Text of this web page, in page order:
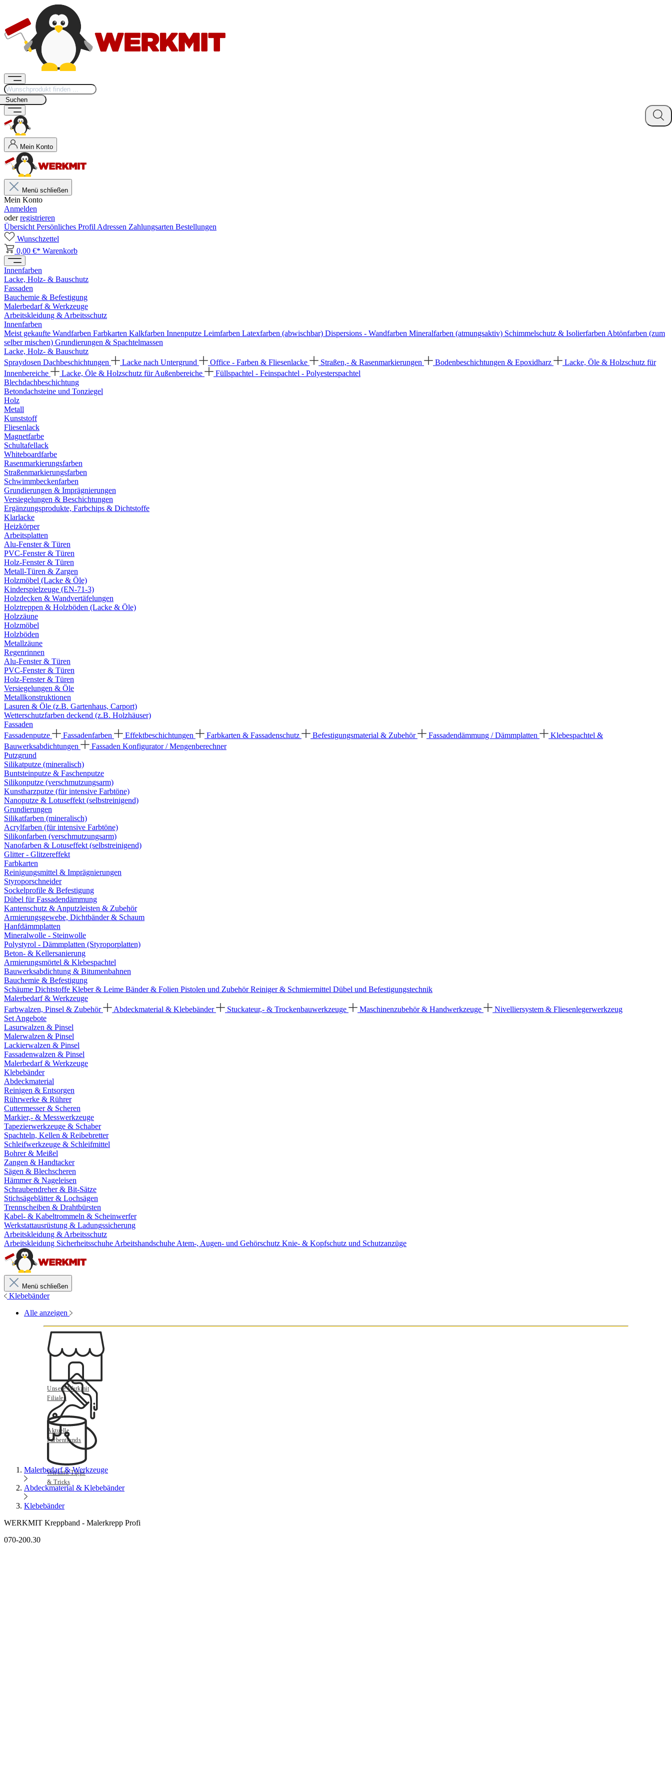
Suchen
Mein Konto
Menü schließen
Mein Konto
Anmelden
oderregistrieren
Übersicht Persönliches Profil Adressen Zahlungsarten Bestellungen
Wunschzettel
0,00 €* Warenkorb
Innenfarben
Lacke, Holz- & Bauschutz
Fassaden
Bauchemie & Befestigung
Malerbedarf & Werkzeuge
Arbeitskleidung & Arbeitsschutz
Innenfarben
Meist gekaufte Wandfarben Farbkarten Kalkfarben Innenputze Leimfarben Latexfarben (abwischbar) Dispersions - Wandfarben Mineralfarben (atmungsaktiv) Schimmelschutz & Isolierfarben Abtönfarben (zum
selber mischen) Grundierungen & Spachtelmassen
Lacke, Holz- & Bauschutz
Spraydosen Dachbeschichtungen Lacke nach Untergrund Office - Farben & Fliesenlacke Straßen,- & Rasenmarkierungen Bodenbeschichtungen & Epoxidharz
Lacke, Öle & Holzschutz für
Innenbereiche
Lacke, Öle & Holzschutz für Außenbereiche
Füllspachtel - Feinspachtel - Polyesterspachtel
Blechdachbeschichtung
Betondachsteine und Tonziegel
Holz
Metall
Kunststoff
Fliesenlack
Magnetfarbe
Schultafellack
Whiteboardfarbe
Rasenmarkierungsfarben
Straßenmarkierungsfarben
Schwimmbeckenfarben
Grundierungen & Imprägnierungen
Versiegelungen & Beschichtungen
Ergänzungsprodukte, Farbchips & Dichtstoffe
Klarlacke
Heizkörper
Arbeitsplatten
Alu-Fenster & Türen
PVC-Fenster & Türen
Holz-Fenster & Türen
Metall-Türen & Zargen
Holzmöbel (Lacke & Öle)
Kinderspielzeuge (EN-71-3)
Holzdecken & Wandvertäfelungen
Holztreppen & Holzböden (Lacke & Öle)
Holzzäune
Holzmöbel
Holzböden
Metallzäune
Regenrinnen
Alu-Fenster & Türen
PVC-Fenster & Türen
Holz-Fenster & Türen
Versiegelungen & Öle
Metallkonstruktionen
Lasuren & Öle (z.B. Gartenhaus, Carport)
Wetterschutzfarben deckend (z.B. Holzhäuser)
Fassaden
Fassadenputze
Fassadenfarben Effektbeschichtungen Farbkarten & Fassadenschutz Befestigungsmaterial & Zubehör Fassadendämmung / Dämmplatten
Klebespachtel &
Bauwerksabdichtungen
Fassaden Konfigurator / Mengenberechner
Putzgrund
Silikatputze (mineralisch)
Buntsteinputze & Faschenputze
Silikonputze (verschmutzungsarm)
Kunstharzputze (für intensive Farbtöne)
Nanoputze & Lotuseffekt (selbstreinigend)
Grundierungen
Silikatfarben (mineralisch)
Acrylfarben (für intensive Farbtöne)
Silikonfarben (verschmutzungsarm)
Nanofarben & Lotuseffekt (selbstreinigend)
Glitter - Glitzereffekt
Farbkarten
Reinigungsmittel & Imprägnierungen
Styroporschneider
Sockelprofile & Befestigung
Dübel für Fassadendämmung
Kantenschutz & Anputzleisten & Zubehör
Armierungsgewebe, Dichtbänder & Schaum
Hanfdämmplatten
Mineralwolle - Steinwolle
Polystyrol - Dämmplatten (Styroporplatten)
Beton- & Kellersanierung
Armierungsmörtel & Klebespachtel
Bauwerksabdichtung & Bitumenbahnen
Bauchemie & Befestigung
Schäume Dichtstoffe Kleber & Leime Bänder & Folien Pistolen und ZubehörReiniger & Schmiermittel Dübel und Befestigungstechnik
Malerbedarf & Werkzeuge
Farbwalzen, Pinsel & Zubehör
Abdeckmaterial & Klebebänder Stuckateur,- & Trockenbauwerkzeuge Maschinenzubehör & Handwerkzeuge
Nivelliersystem & Fliesenlegerwerkzeug
Set Angebote
Lasurwalzen & Pinsel
Malerwalzen & Pinsel
Lackierwalzen & Pinsel
Fassadenwalzen & Pinsel
Malerbedarf & Werkzeuge
Klebebänder
Abdeckmaterial
Reinigen & Entsorgen
Rührwerke & Rührer
Cuttermesser & Scheren
Markier,- & Messwerkzeuge
Tapezierwerkzeuge & Schaber
Spachteln, Kellen & Reibebretter
Schleifwerkzeuge & Schleifmittel
Bohrer & Meißel
Zangen & Handtacker
Sägen & Blechscheren
Hämmer & Nageleisen
Schraubendreher & Bit-Sätze
Stichsägeblätter & Lochsägen
Trennscheiben & Drahtbürsten
Kabel- & Kabeltrommeln & Scheinwerfer
Werkstattausrüstung & Ladungssicherung
Arbeitskleidung & Arbeitsschutz
Arbeitskleidung Sicherheitsschuhe Arbeitshandschuhe Atem-, Augen- und Gehörschutz Knie- & Kopfschutz und Schutzanzüge
Menü schließen
Klebebänder
Alle anzeigen
Unsere Werkmit
Filialen
Aktuelle
Farbentrends
Werkmit Tipps
& Tricks
Malerbedarf & Werkzeuge
Abdeckmaterial & Klebebänder
Klebebänder
WERKMIT Kreppband - Malerkrepp Profi
070-200.30